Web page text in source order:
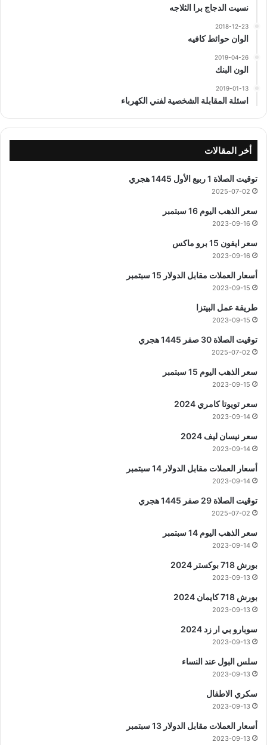
نسيت الدجاج برا الثلاجه
2018-12-23
الوان حوائط كافيه
2019-04-26
الون البنك
2019-01-13
اسئلة المقابلة الشخصية لفني الكهرباء
أخر المقالات
توقيت الصلاة 1 ربيع الأول 1445 هجري
2025-07-02
سعر الذهب اليوم 16 سبتمبر
2023-09-16
سعر ايفون 15 برو ماكس
2023-09-16
أسعار العملات مقابل الدولار 15 سبتمبر
2023-09-15
طريقة عمل البيتزا
2023-09-15
توقيت الصلاة 30 صفر 1445 هجري
2025-07-02
سعر الذهب اليوم 15 سبتمبر
2023-09-15
سعر تويوتا كامري 2024
2023-09-14
سعر نيسان ليف 2024
2023-09-14
أسعار العملات مقابل الدولار 14 سبتمبر
2023-09-14
توقيت الصلاة 29 صفر 1445 هجري
2025-07-02
سعر الذهب اليوم 14 سبتمبر
2023-09-14
بورش 718 بوكستر 2024
2023-09-13
بورش 718 كايمان 2024
2023-09-13
سوبارو بي ار زد 2024
2023-09-13
سلس البول عند النساء
2023-09-13
سكري الاطفال
2023-09-13
أسعار العملات مقابل الدولار 13 سبتمبر
2023-09-13